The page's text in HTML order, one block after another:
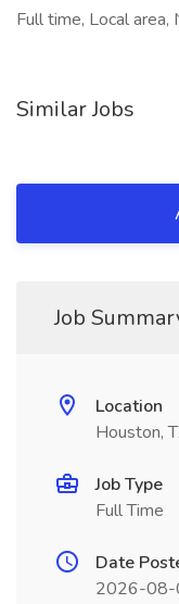
Full time, Local
Similar Jobs
Job
Location
Houston,
Job Type
Full Time
Date
2026-08-